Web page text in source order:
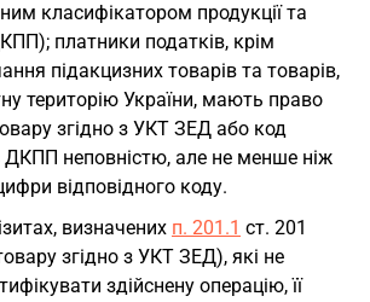
класифікатором продукції та
платники податків, крім
підакцизних товарів та товарів,
територію України, мають право
згідно з УКТ ЗЕД або код
ДКПП неповністю, але не менше ніж
відповідного коду.
визначених п. 201.1 ст. 201
згідно з УКТ ЗЕД), які не
здійснену операцію, її